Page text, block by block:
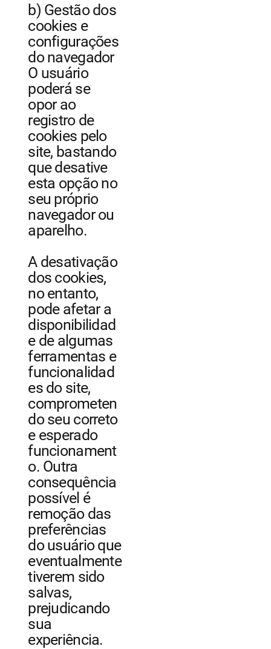
b) Gestão dos
cookies e
configurações
do navegador
O usuário
poderá se
opor ao
registro de
cookies pelo
site, bastando
que desative
esta opção no
seu próprio
navegador ou
aparelho.
A desativação
dos cookies,
no entanto,
pode afetar a
disponibilidad
e de algumas
ferramentas e
funcionalidad
es do site,
comprometen
do seu correto
e esperado
funcionament
o. Outra
consequência
possível é
remoção das
preferências
do usuário que
eventualmente
tiverem sido
salvas,
prejudicando
sua
experiência.